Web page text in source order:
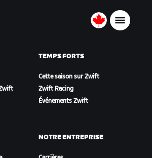
Canada
TEMPS FORTS
Cette saison sur Zwift
Zwift Racing
Événements Zwift
NOTRE ENTREPRISE